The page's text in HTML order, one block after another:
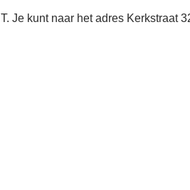
Je kunt naar het adres Kerkstraat